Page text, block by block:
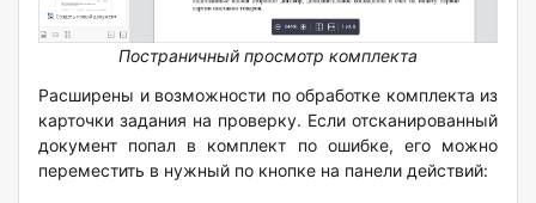
Постраничный просмотр комплекта
Расширены и возможности по обработке комплекта из
карточки задания на проверку. Если отсканированный
документ попал в комплект по ошибке, его можно
переместить в нужный по кнопке на панели действий: